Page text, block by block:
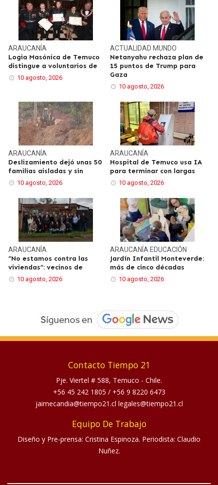
ARAUCANÍA
Logia Masónica de Temuco
distingue a voluntarios de
10 agosto, 2026
ACTUALIDAD MUNDO
Netanyahu rechaza plan de
15 puntos de Trump para
Gaza
10 agosto, 2026
ARAUCANÍA
Deslizamiento dejó unas 50
familias aisladas y sin
10 agosto, 2026
ARAUCANÍA
Hospital de Temuco usa IA
para terminar con largas
10 agosto, 2026
ARAUCANÍA
“No estamos contra las
viviendas”: vecinos de
10 agosto, 2026
ARAUCANÍA EDUCACIÓN
Jardín Infantil Monteverde:
más de cinco décadas
10 agosto, 2026
Contacto Tiempo 21
Pje. Viertel # 588, Temuco - Chile.
+56 45 242 1805 / +56 9 8220 6473
jaimecandia@tiempo21.cl legales@tiempo21.cl
Equipo De Trabajo
Diseño y Pre-prensa: Cristina Espinoza. Periodista: Claudio
Nuñez.